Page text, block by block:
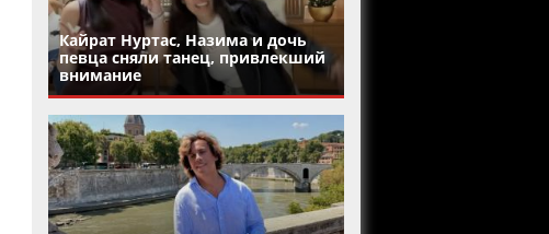
Кайрат Нуртас, Назима и дочь
певца сняли танец, привлекший
внимание